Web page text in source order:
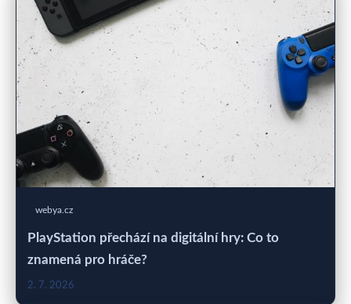
webya.cz
PlayStation přechází na digitální hry: Co to
znamená pro hráče?
2. 7. 2026